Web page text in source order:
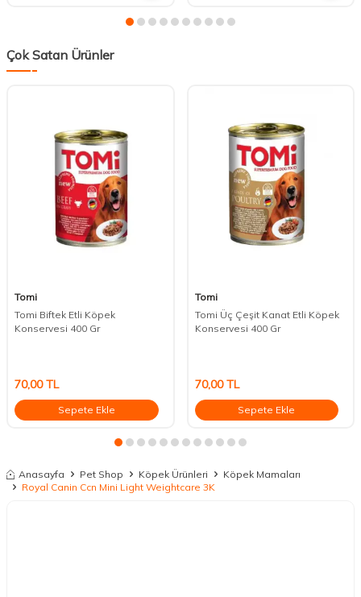
Çok Satan Ürünler
Tomi
Tomi Biftek Etli Köpek
Konservesi 400 Gr
70,00TL
Sepete Ekle
Tomi
Tomi Üç Çeşit Kanat Etli Köpek
Konservesi 400 Gr
70,00TL
Sepete Ekle
Anasayfa Pet Shop Köpek Ürünleri
Köpek Mamaları
Royal Canin Ccn Mini Light Weightcare 3K